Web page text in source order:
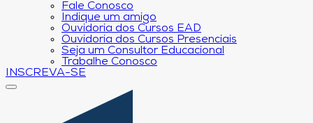
Fale Conosco
Indique um amigo
Ouvidoria dos Cursos EAD
Ouvidoria dos Cursos Presenciais
Seja um Consultor Educacional
Trabalhe Conosco
INSCREVA-SE